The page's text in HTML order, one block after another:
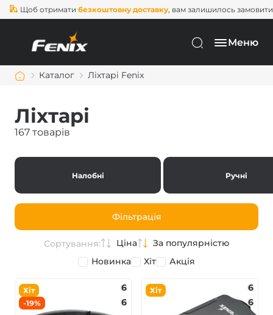
отриматибезкоштовну доставку, вам залишилось замовити ще на
Меню
Каталог Ліхтарі Fenix
Ліхтарі
167 товарів
Налобні Ручні
Фільтрація
Сортування: Ціна
За популярністю
Новинка
Хіт Акція
Хіт
-19%
6
6
Хіт
6
6